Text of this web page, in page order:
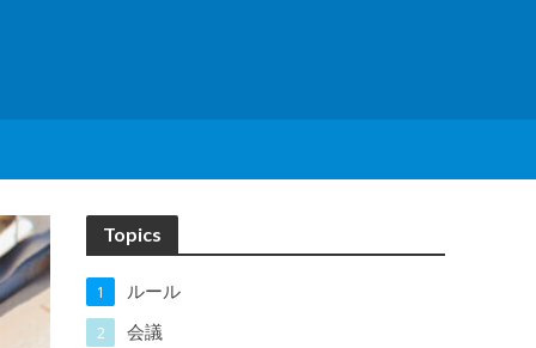
Topics
ルール
1
会議
2